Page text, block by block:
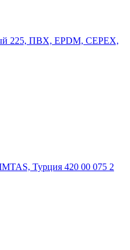
225, ПВХ, EPDM, CEPEX,
Турция 420 00 075 2